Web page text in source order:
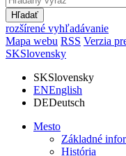
Hľadať
rozšírené vyhľadávanie
Mapa webu RSS Verzia
SKSlovensky
SKSlovensky
ENEnglish
DEDeutsch
Mesto
Základné
História